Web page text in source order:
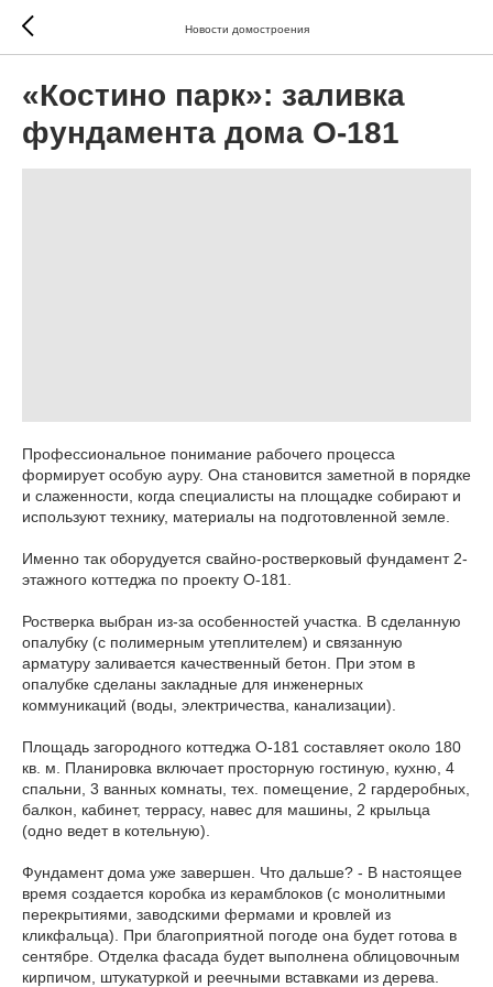
Новости домостроения
«Костино парк»: заливка
фундамента дома О-181
Профессиональное понимание рабочего процесса
формирует особую ауру. Она становится заметной в порядке
и слаженности, когда специалисты на площадке собирают и
используют технику, материалы на подготовленной земле.
Именно так оборудуется свайно-ростверковый фундамент 2-
этажного коттеджа по проекту О-181.
Ростверка выбран из-за особенностей участка. В сделанную
опалубку (с полимерным утеплителем) и связанную
арматуру заливается качественный бетон. При этом в
опалубке сделаны закладные для инженерных
коммуникаций (воды, электричества, канализации).
Площадь загородного коттеджа О-181 составляет около 180
кв. м. Планировка включает просторную гостиную, кухню, 4
спальни, 3 ванных комнаты, тех. помещение, 2 гардеробных,
балкон, кабинет, террасу, навес для машины, 2 крыльца
(одно ведет в котельную).
Фундамент дома уже завершен. Что дальше? - В настоящее
время создается коробка из керамблоков (с монолитными
перекрытиями, заводскими фермами и кровлей из
кликфальца). При благоприятной погоде она будет готова в
сентябре. Отделка фасада будет выполнена облицовочным
кирпичом, штукатуркой и реечными вставками из дерева.